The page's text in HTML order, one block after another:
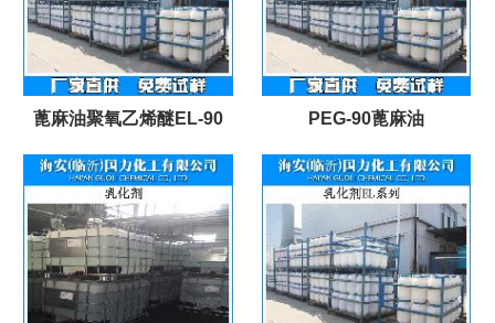
蓖麻油聚氧乙烯醚EL-90 PEG-90蓖麻油